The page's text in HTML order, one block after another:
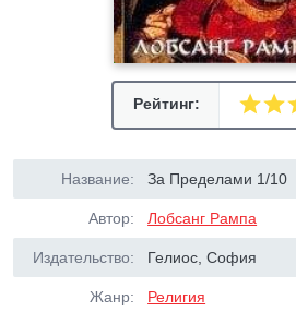
Рейтинг:
Название: За Пределами 1/10
Автор: Лобсанг Рампа
Издательство: Гелиос, София
Жанр: Религия